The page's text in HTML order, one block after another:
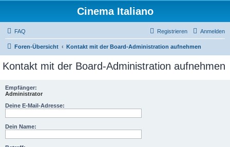
Cinema Italiano
FAQ Anmelden
Registrieren
Foren-Übersicht Kontakt mit der Board-Administration aufnehmen
Kontakt mit der Board-Administration aufnehmen
Empfänger:
Administrator
Deine E-Mail-Adresse:
Dein Name: